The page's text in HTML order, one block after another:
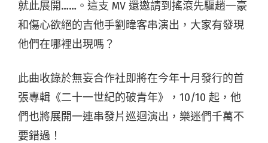
就此展開……。這支 MV 還邀請到搖滾先驅趙一豪
和傷心欲絕的吉他手劉暐客串演出，大家有發現
他們在哪裡出現嗎？
此曲收錄於無妄合作社即將在今年十月發行的首
張專輯《二十一世紀的破青年》，10/10 起，他
們也將展開一連串發片巡迴演出，樂迷們千萬不
要錯過！